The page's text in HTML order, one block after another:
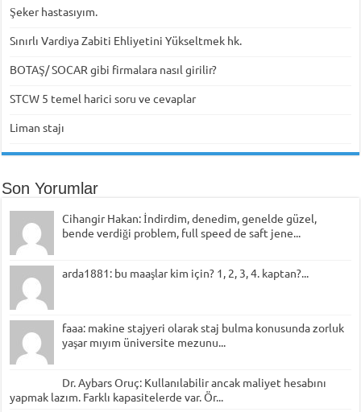
Şeker hastasıyım.
Sınırlı Vardiya Zabiti Ehliyetini Yükseltmek hk.
BOTAŞ/ SOCAR gibi firmalara nasıl girilir?
STCW 5 temel harici soru ve cevaplar
Liman stajı
Son Yorumlar
Cihangir Hakan: İndirdim, denedim, genelde güzel,
bende verdiği problem, full speed de saft jene...
arda1881: bu maaşlar kim için? 1, 2, 3, 4. kaptan?...
faaa: makine stajyeri olarak staj bulma konusunda zorluk
yaşar mıyım üniversite mezunu...
Dr. Aybars Oruç: Kullanılabilir ancak maliyet hesabını
yapmak lazım. Farklı kapasitelerde var. Ör...